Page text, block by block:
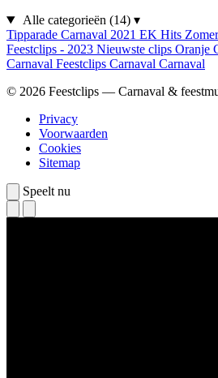
Alle categorieën (14) ▾
Tipparade Carnaval 2021 EK Hits
Feestclips - 2023 Nieuwste clips Oranje
Carnaval Feestclips Carnaval Carnaval
© 2026 Feestclips — Carnaval &
Privacy
Voorwaarden
Cookies
Sitemap
Speelt nu